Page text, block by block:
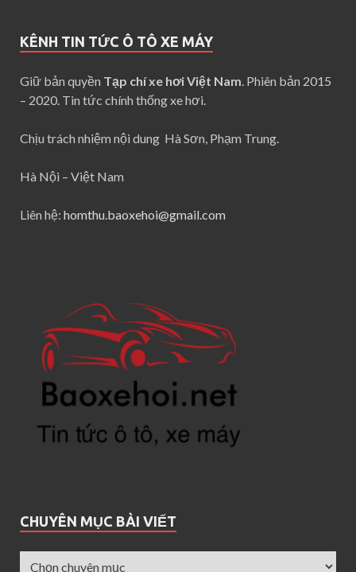
KÊNH TIN TỨC Ô TÔ XE MÁY
Giữ bản quyền Tạp chí xe hơi Việt Nam. Phiên bản 2015
– 2020. Tin tức chính thống xe hơi.
Chịu trách nhiệm nội dung Hà Sơn, Phạm Trung.
Hà Nội – Việt Nam
Liên hệ: homthu.baoxehoi@gmail.com
CHUYÊN MỤC BÀI VIẾT